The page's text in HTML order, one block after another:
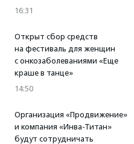
16:31
Открыт сбор средств
на фестиваль для женщин
с онкозаболеваниями «Еще
краше в танце»
14:50
Организация «Продвижение»
и компания «Инва-Титан»
будут сотрудничать